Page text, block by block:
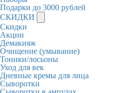
Подарки до 3000 рублей
СКИДКИ
Скидки
Акции
Демакияж
Очищение (умывание)
Тоники/лосьоны
Уход для век
Дневные кремы для лица
Сыворотки